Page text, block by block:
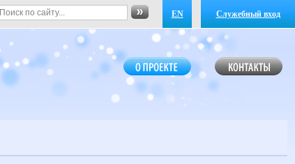
EN Служебный вход